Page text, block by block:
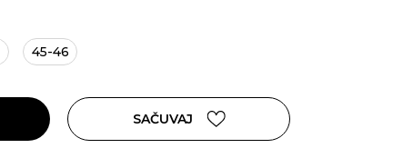
45-46
SAČUVAJ